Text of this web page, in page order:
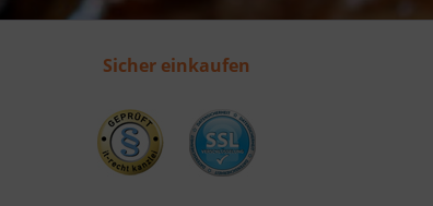
Sicher einkaufen